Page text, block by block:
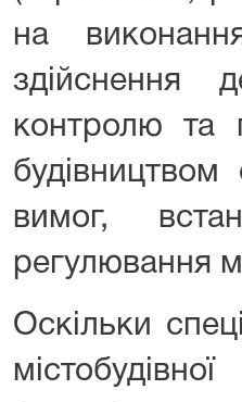
на
здійснення
контролю та
будівництвом
вимог,
регулювання
Оскільки